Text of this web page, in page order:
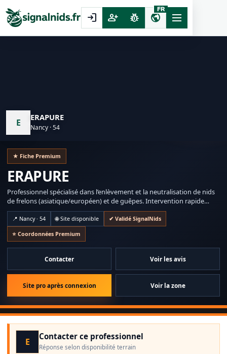
login person_add pest_control public
FR
E
ERAPURE
Nancy · 54
★ Fiche Premium
ERAPURE
Professionnel spécialisé dans l’enlèvement et la neutralisation de nids
de frelons (asiatique/européen) et de guêpes. Intervention rapide
selon disponibilité.
📍 Nancy · 54 🌐 Site disponible ✔ Validé SignalNids
⭐ Coordonnées Premium
Contacter Voir les avis
Site pro après connexion Voir la zone
E Contacter ce professionnel
Réponse selon disponibilité terrain